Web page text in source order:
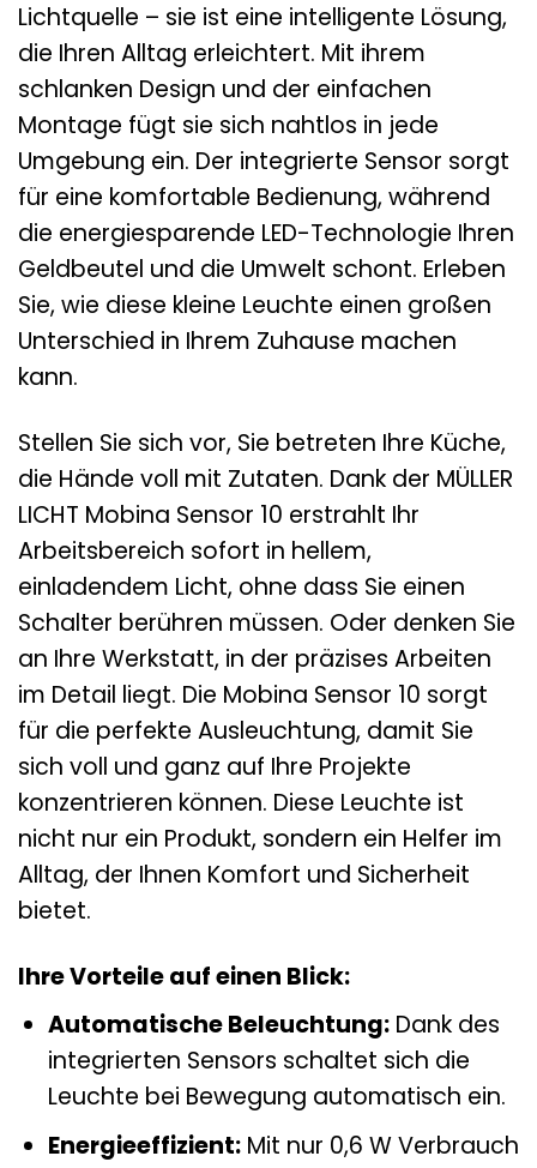
Lichtquelle – sie ist eine intelligente Lösung,
die Ihren Alltag erleichtert. Mit ihrem
schlanken Design und der einfachen
Montage fügt sie sich nahtlos in jede
Umgebung ein. Der integrierte Sensor sorgt
für eine komfortable Bedienung, während
die energiesparende LED-Technologie Ihren
Geldbeutel und die Umwelt schont. Erleben
Sie, wie diese kleine Leuchte einen großen
Unterschied in Ihrem Zuhause machen
kann.
Stellen Sie sich vor, Sie betreten Ihre Küche,
die Hände voll mit Zutaten. Dank der MÜLLER
LICHT Mobina Sensor 10 erstrahlt Ihr
Arbeitsbereich sofort in hellem,
einladendem Licht, ohne dass Sie einen
Schalter berühren müssen. Oder denken Sie
an Ihre Werkstatt, in der präzises Arbeiten
im Detail liegt. Die Mobina Sensor 10 sorgt
für die perfekte Ausleuchtung, damit Sie
sich voll und ganz auf Ihre Projekte
konzentrieren können. Diese Leuchte ist
nicht nur ein Produkt, sondern ein Helfer im
Alltag, der Ihnen Komfort und Sicherheit
bietet.
Ihre Vorteile auf einen Blick:
Automatische Beleuchtung:Dank des
integrierten Sensors schaltet sich die
Leuchte bei Bewegung automatisch ein.
Energieeffizient:Mit nur 0,6 W Verbrauch